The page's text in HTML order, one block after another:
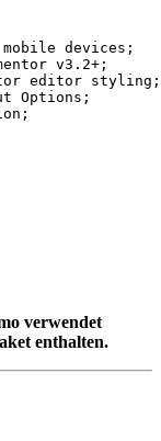
devices;
v3.2+;
editor
Options;
verwendet
enthalten.